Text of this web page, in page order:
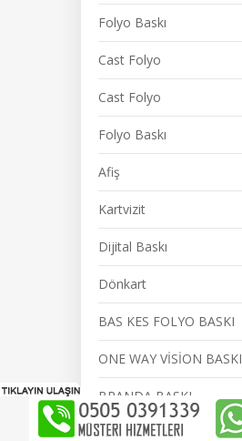
Folyo Baskı
Cast Folyo
Cast Folyo
Folyo Baskı
Afiş
Kartvizit
Dijital Baskı
Dönkart
BAS KES FOLYO BASKI
ONE WAY VİSİON BASKI
BRANDA BASKI
Dijital Baskı